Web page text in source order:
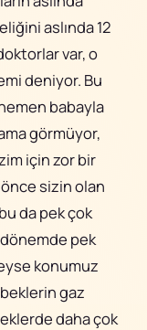
aslında 12
var, o
deniyor. Bu
babayla
görmüyor,
için zor bir
sizin olan
da pek çok
pek
konumuz
gaz
daha çok